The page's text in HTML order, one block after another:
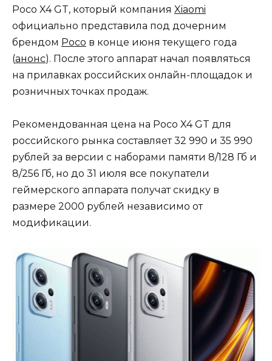
Poco X4 GT, который компания Xiaomi
официально представила под дочерним
брендом Poco в конце июня текущего года
(анонс). После этого аппарат начал появляться
на прилавках российских онлайн-площадок и
розничных точках продаж.
Рекомендованная цена на Poco X4 GT для
российского рынка составляет 32 990 и 35 990
рублей за версии с наборами памяти 8/128 Гб и
8/256 Гб, но до 31 июля все покупатели
геймерского аппарата получат скидку в
размере 2000 рублей независимо от
модификации.